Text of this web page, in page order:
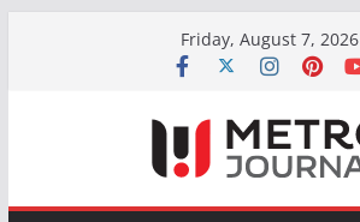
Friday, August 7, 2026